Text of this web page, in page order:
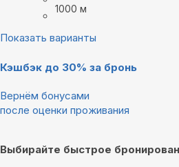
1000 м
Показать варианты
Кэшбэк до 30% за бронь
Вернём бонусами
после оценки проживания
Выбирайте быстрое